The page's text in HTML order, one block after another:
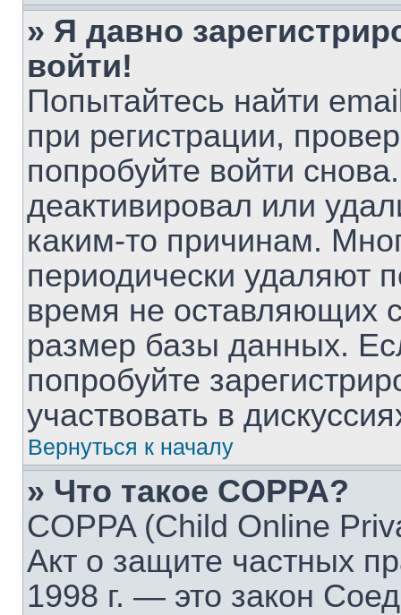
» Я давно
войти!
Попытайтесь найти
при регистрации,
попробуйте войти
деактивировал или
каким-то причинам.
периодически удаляют
время не оставляющих
размер базы данных.
попробуйте
участвовать в
Вернуться к началу
» Что такое COPPA?
COPPA (Child Online
Акт о защите частных
1998 г. — это закон